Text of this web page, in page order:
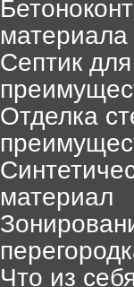
материала
Септик
Отделка
материал
Что из